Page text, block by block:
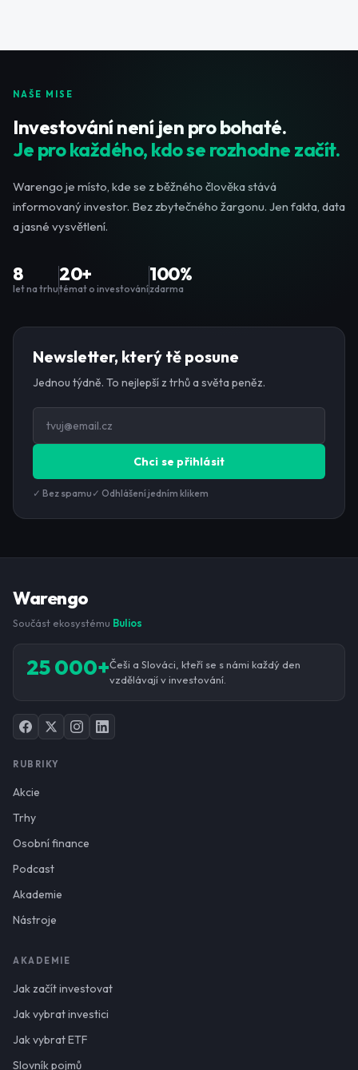
NAŠE MISE
Investování není jen pro bohaté.
Je pro každého, kdo se rozhodne začít.
Warengo je místo, kde se z běžného člověka stává
informovaný investor. Bez zbytečného žargonu. Jen fakta, data
a jasné vysvětlení.
8
let na trhu
20+
témat o investování
100%
zdarma
Newsletter, který tě posune
Jednou týdně. To nejlepší z trhů a světa peněz.
Chci se přihlásit
✓ Bez spamu ✓ Odhlášení jedním klikem
Warengo
Součást ekosystému Bulios
25 000+Češi a Slováci, kteří se s námi každý den
vzdělávají v investování.
RUBRIKY
Akcie
Trhy
Osobní finance
Podcast
Akademie
Nástroje
AKADEMIE
Jak začít investovat
Jak vybrat investici
Jak vybrat ETF
Slovník pojmů